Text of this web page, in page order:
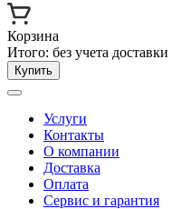
Корзина
Итого: без учета доставки
Купить
Услуги
Контакты
О компании
Доставка
Оплата
Сервис и гарантия